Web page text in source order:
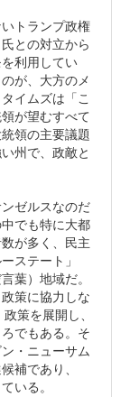
トランプ政権
との対立から
利用してい
が、大方のメ
イムズは「こ
が望むすべて
領の主要議題
州で、政敵と
ゼルスなのだ
でも特に大都
が多く、民主
ステート」
葉）地域だ。
策に協力しな
策を展開し、
でもある。そ
・ニューサム
補であり、
いる。